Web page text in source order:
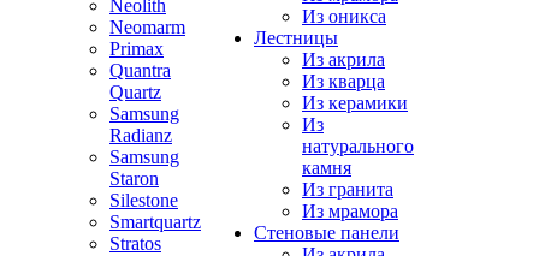
Neolith
Neomarm
Primax
Quantra
Quartz
Samsung
Radianz
Samsung
Staron
Silestone
Smartquartz
Stratos
Из оникса
Лестницы
Из акрила
Из кварца
Из керамики
Из
натурального
камня
Из гранита
Из мрамора
Стеновые панели